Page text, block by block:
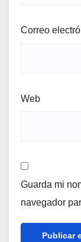
Correo
Web
Guarda mi
navegador